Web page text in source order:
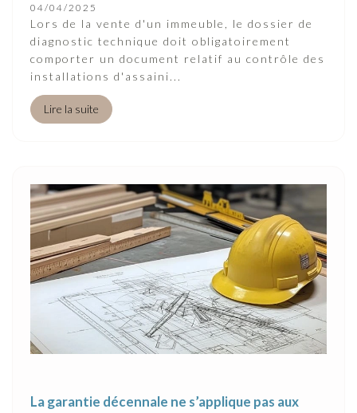
04/04/2025
Lors de la vente d'un immeuble, le dossier de
diagnostic technique doit obligatoirement
comporter un document relatif au contrôle des
installations d'assaini...
Lire la suite
La garantie décennale ne s’applique pas aux